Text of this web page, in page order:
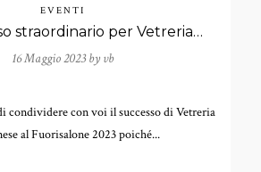
EVENTI
Un successo straordinario per Vetreria Bazzanese al Fuorisalone 2023!
16 Maggio 2023 by vb
condividere con voi il successo di Vetreria
al Fuorisalone 2023 poiché...